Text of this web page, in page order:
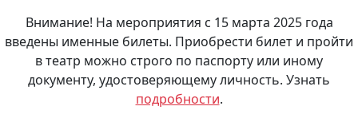
Внимание! На мероприятия с 15 марта 2025 года
введены именные билеты. Приобрести билет и пройти
в театр можно строго по паспорту или иному
документу, удостоверяющему личность. Узнать
подробности.